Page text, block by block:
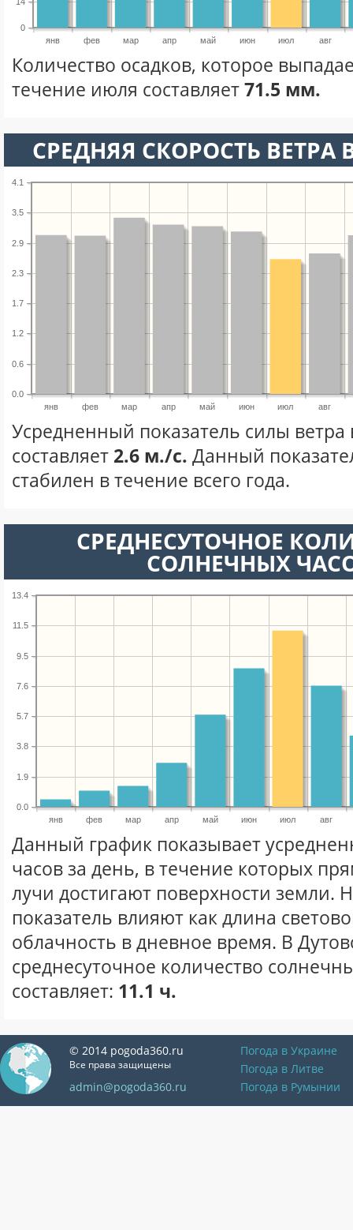
янв фев мар апр май июн июл авг
0
Количество осадков, которое
течение июля составляет71.5 мм.
СРЕДНЯЯ СКОРОСТЬ
янв фев мар апр май июн июл авг
0.0
0.6
1.2
1.7
2.3
2.9
3.5
4.1
Усредненный показатель силы
составляет 2.6 м./с. Данный
стабилен в течение всего года.
СРЕДНЕСУТОЧНОЕ
СОЛНЕЧНЫХ
янв фев мар апр май июн июл авг
0.0
1.9
3.8
5.7
7.6
9.5
11.5
13.4
Данный график показывает
часов за день, в течение которых
лучи достигают поверхности земли.
показатель влияют как длина
облачность в дневное время. В
среднесуточное количество
составляет: 11.1 ч.
© 2014 pogoda360.ru
Все права защищены
admin@pogoda360.ru
Погода в Украине
Погода в Литве
Погода в Румынии